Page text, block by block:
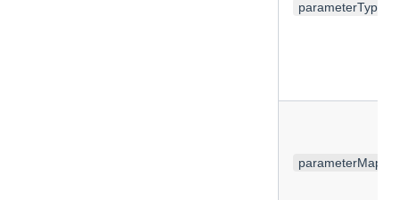
parameterType
parameterMap